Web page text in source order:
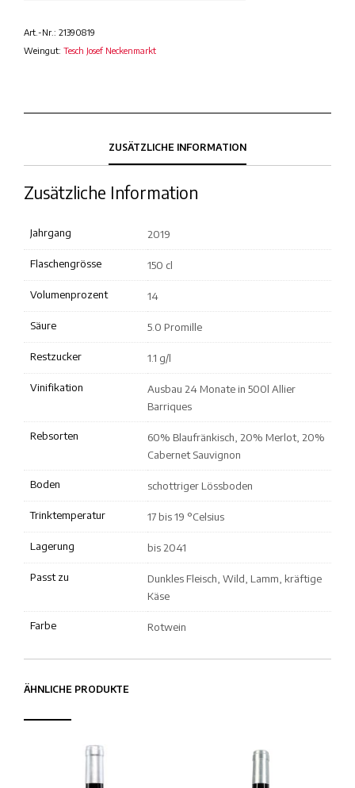
Art.-Nr.: 21390819
Weingut: Tesch Josef Neckenmarkt
ZUSÄTZLICHE INFORMATION
Zusätzliche Information
Jahrgang 2019
Flaschengrösse 150 cl
Volumenprozent 14
Säure 5.0 Promille
Restzucker 1.1 g/l
Vinifikation
Ausbau 24 Monate in 500l Allier
Barriques
Rebsorten
60% Blaufränkisch, 20% Merlot, 20%
Cabernet Sauvignon
Boden schottriger Lössboden
Trinktemperatur 17 bis 19 °Celsius
Lagerung bis 2041
Passt zu
Dunkles Fleisch, Wild, Lamm, kräftige
Käse
Farbe Rotwein
ÄHNLICHE PRODUKTE